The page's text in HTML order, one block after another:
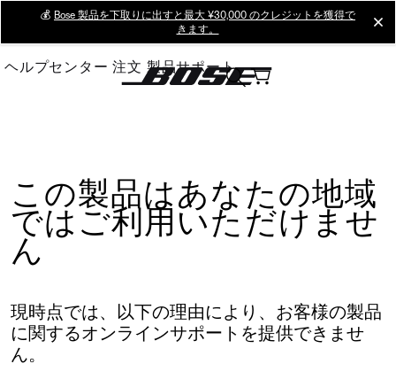
Main
💰 Bose 製品を下取りに出すと最大 ¥30,000 のクレジットを獲得で
きます。
ヘルプセンター 注文 製品サポート
この製品はあなたの地域
ではご利用いただけませ
ん
現時点では、以下の理由により、お客様の製品
に関するオンラインサポートを提供できませ
ん。